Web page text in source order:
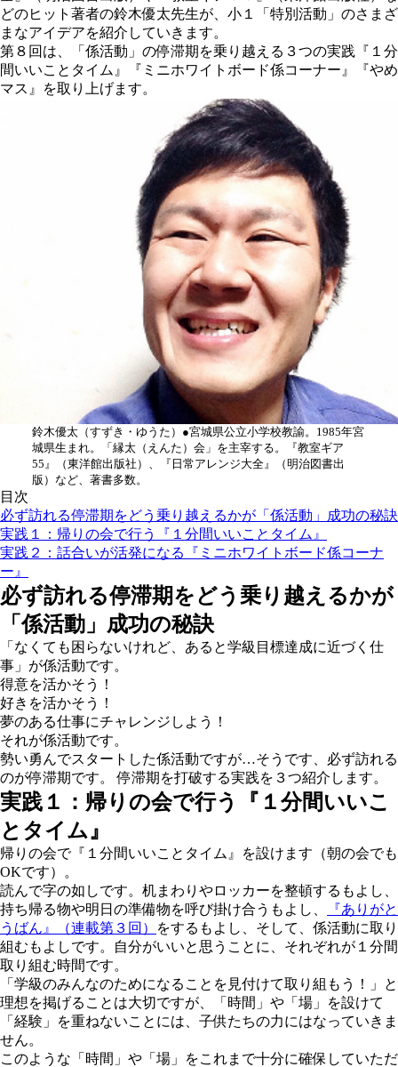
どのヒット著者の鈴木優太先生が、小１「特別活動」のさまざ
まなアイデアを紹介していきます。
第８回は、「係活動」の停滞期を乗り越える３つの実践『１分
間いいことタイム』『ミニホワイトボード係コーナー』『やめ
マス』を取り上げます。
鈴木優太（すずき・ゆうた）●宮城県公立小学校教諭。1985年宮
城県生まれ。「縁太（えんた）会」を主宰する。『教室ギア
55』（東洋館出版社）、『日常アレンジ大全』（明治図書出
版）など、著書多数。
目次
必ず訪れる停滞期をどう乗り越えるかが「係活動」成功の秘訣
実践１：帰りの会で行う『１分間いいことタイム』
実践２：話合いが活発になる『ミニホワイトボード係コーナ
ー』
必ず訪れる停滞期をどう乗り越えるかが
「係活動」成功の秘訣
「なくても困らないけれど、あると学級目標達成に近づく仕
事」が係活動です。
得意を活かそう！
好きを活かそう！
夢のある仕事にチャレンジしよう！
それが係活動です。
勢い勇んでスタートした係活動ですが…そうです、必ず訪れる
のが停滞期です。 停滞期を打破する実践を３つ紹介します。
実践１：帰りの会で行う『１分間いいこ
とタイム』
帰りの会で『１分間いいことタイム』
を設けます（朝の会でも
OKです）。
読んで字の如しです。机まわりやロッカーを整頓するもよし、
持ち帰る物や明日の準備物を呼び掛け合うもよし、
『ありがと
うばん』（連載第３回）
をするもよし、そして、係活動に取り
組むもよしです。自分がいいと思うことに、それぞれが１分間
取り組む時間です。
「学級のみんなのためになることを見付けて取り組もう！」と
理想を掲げることは大切ですが、「時間」や「場」を設けて
「経験」を重ねないことには、子供たちの力にはなっていきま
せん。
このような「時間」や「場」をこれまで十分に確保していただ